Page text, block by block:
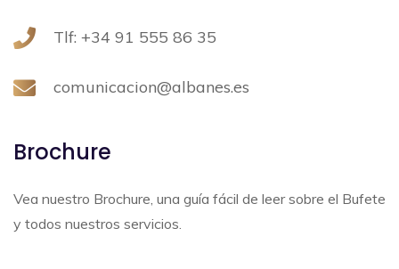
Tlf: +34 91 555 86 35
comunicacion@albanes.es
Brochure
Vea nuestro Brochure, una guía fácil de leer sobre el Bufete
y todos nuestros servicios.